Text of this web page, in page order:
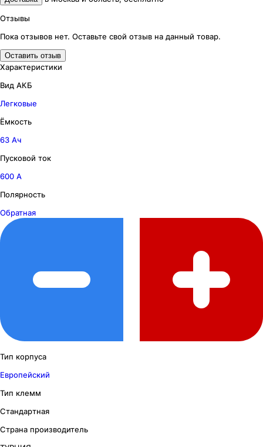
Отзывы
Пока отзывов нет. Оставьте свой отзыв на данный товар.
Оставить отзыв
Характеристики
Вид АКБ
Легковые
Ёмкость
63 Ач
Пусковой ток
600 А
Полярность
Обратная
Тип корпуса
Европейский
Тип клемм
Стандартная
Страна производитель